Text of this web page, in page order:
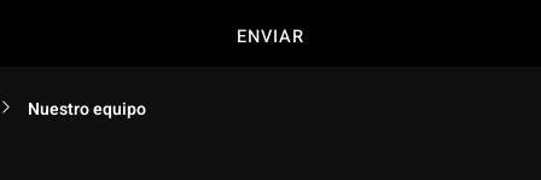
ENVIAR
Nuestro equipo